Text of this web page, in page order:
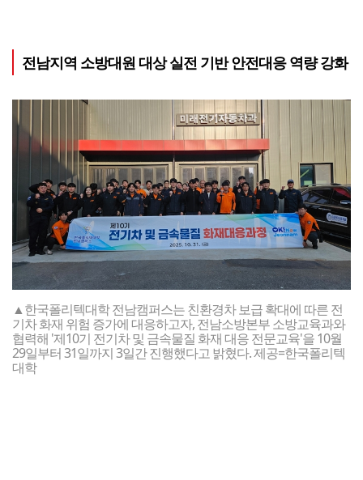
전남지역 소방대원 대상 실전 기반 안전대응 역량 강화
▲한국폴리텍대학 전남캠퍼스는 친환경차 보급 확대에 따른 전
기차 화재 위험 증가에 대응하고자, 전남소방본부 소방교육과와
협력해 '제10기 전기차 및 금속물질 화재 대응 전문교육'을 10월
29일부터 31일까지 3일간 진행했다고 밝혔다. 제공=한국폴리텍
대학